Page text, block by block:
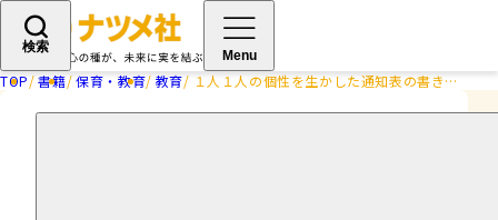
検索
Menu
TOP 書籍 保育・教育 教育 １人１人の個性を生かした通知表の書き方＆文例集 小学校中学年 第2版